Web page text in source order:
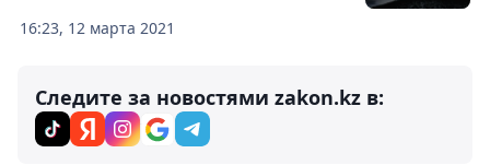
16:23, 12 марта 2021
Следите за новостями zakon.kz в: